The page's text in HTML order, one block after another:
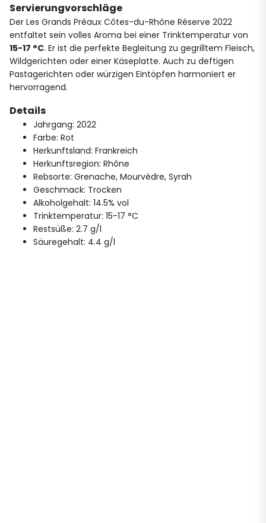
Servierungvorschläge
Der Les Grands Préaux Côtes-du-Rhône Réserve 2022
entfaltet sein volles Aroma bei einer Trinktemperatur von
15-17 °C. Er ist die perfekte Begleitung zu gegrilltem Fleisch,
Wildgerichten oder einer Käseplatte. Auch zu deftigen
Pastagerichten oder würzigen Eintöpfen harmoniert er
hervorragend.
Details
Jahrgang: 2022
Farbe: Rot
Herkunftsland: Frankreich
Herkunftsregion: Rhône
Rebsorte: Grenache, Mourvèdre, Syrah
Geschmack: Trocken
Alkoholgehalt: 14.5% vol
Trinktemperatur: 15-17 °C
Restsüße: 2.7 g/l
Säuregehalt: 4.4 g/l